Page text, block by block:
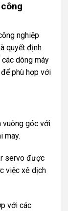
nghiệp
quyết định
dòng máy
phù hợp với
vuông góc với
may.
servo được
việc xê dịch
với các